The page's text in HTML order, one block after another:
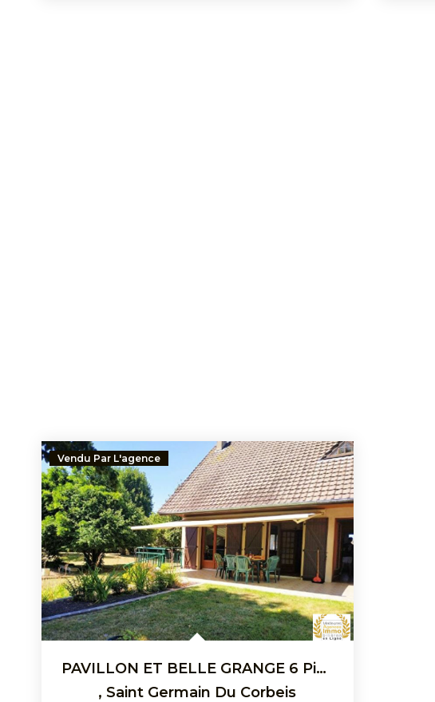
Vendu Par L'agence
PAVILLON ET BELLE GRANGE 6 Pièce(s) 139 M2
,Saint Germain Du Corbeis